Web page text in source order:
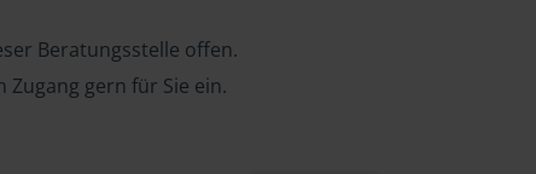
Beratungsstelle offen.
gern für Sie ein.